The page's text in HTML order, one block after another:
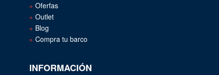
Oferfas
Outlet
Blog
Compra tu barco
INFORMACIÓN